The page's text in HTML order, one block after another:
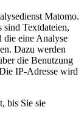
Matomo.
Textdateien,
die eine Analyse
Dazu werden
die Benutzung
IP-Adresse wird
bis Sie sie